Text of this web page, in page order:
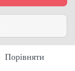
Порівняти